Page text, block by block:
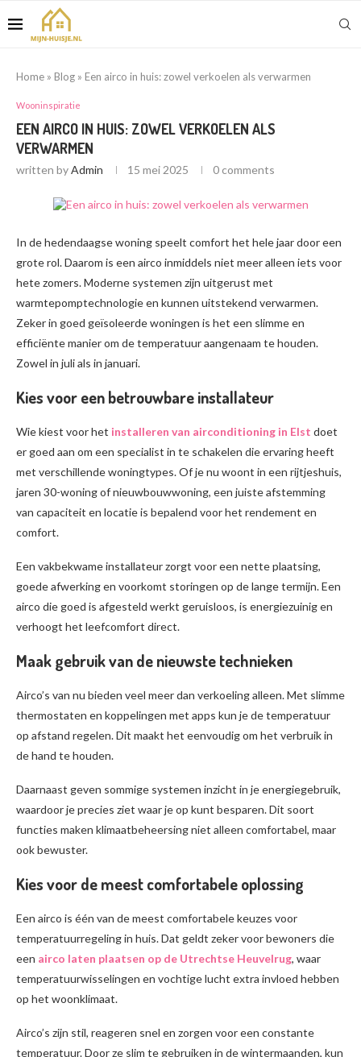
Home » Blog » Een airco in huis: zowel verkoelen als verwarmen
Wooninspiratie
EEN AIRCO IN HUIS: ZOWEL VERKOELEN ALS
VERWARMEN
written byAdmin 15 mei 2025 0 comments
In de hedendaagse woning speelt comfort het hele jaar door een
grote rol. Daarom is een airco inmiddels niet meer alleen iets voor
hete zomers. Moderne systemen zijn uitgerust met
warmtepomptechnologie en kunnen uitstekend verwarmen.
Zeker in goed geïsoleerde woningen is het een slimme en
efficiënte manier om de temperatuur aangenaam te houden.
Zowel in juli als in januari.
Kies voor een betrouwbare installateur
Wie kiest voor het installeren van airconditioning in Elst doet
er goed aan om een specialist in te schakelen die ervaring heeft
met verschillende woningtypes. Of je nu woont in een rijtjeshuis,
jaren 30-woning of nieuwbouwwoning, een juiste afstemming
van capaciteit en locatie is bepalend voor het rendement en
comfort.
Een vakbekwame installateur zorgt voor een nette plaatsing,
goede afwerking en voorkomt storingen op de lange termijn. Een
airco die goed is afgesteld werkt geruisloos, is energiezuinig en
verhoogt het leefcomfort direct.
Maak gebruik van de nieuwste technieken
Airco’s van nu bieden veel meer dan verkoeling alleen. Met slimme
thermostaten en koppelingen met apps kun je de temperatuur
op afstand regelen. Dit maakt het eenvoudig om het verbruik in
de hand te houden.
Daarnaast geven sommige systemen inzicht in je energiegebruik,
waardoor je precies ziet waar je op kunt besparen. Dit soort
functies maken klimaatbeheersing niet alleen comfortabel, maar
ook bewuster.
Kies voor de meest comfortabele oplossing
Een airco is één van de meest comfortabele keuzes voor
temperatuurregeling in huis. Dat geldt zeker voor bewoners die
een airco laten plaatsen op de Utrechtse Heuvelrug, waar
temperatuurwisselingen en vochtige lucht extra invloed hebben
op het woonklimaat.
Airco’s zijn stil, reageren snel en zorgen voor een constante
temperatuur. Door ze slim te gebruiken in de wintermaanden, kun